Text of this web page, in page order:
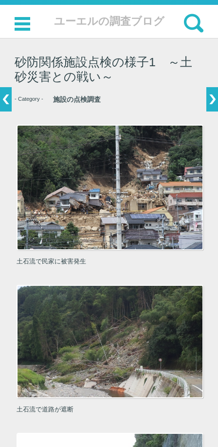
ユーエルの調査ブログ
検索:
コンテンツに移動
砂防関係施設点検の様子1 ～土
砂災害との戦い～
- Category - 施設の点検調査
土石流で民家に被害発生
土石流で道路が遮断